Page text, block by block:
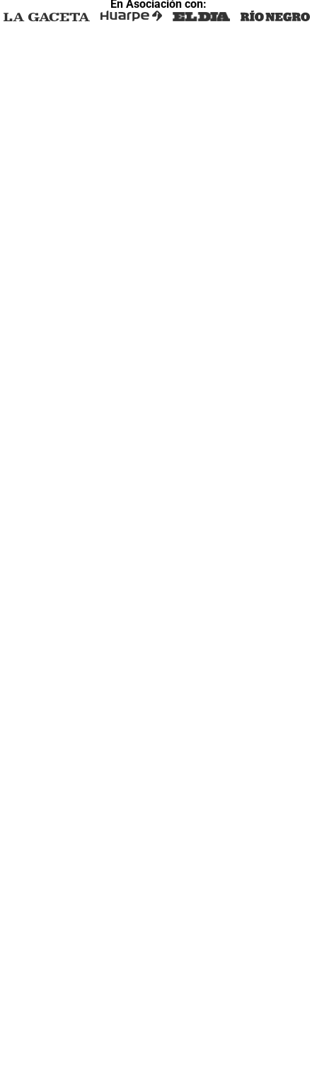
En Asociación con: